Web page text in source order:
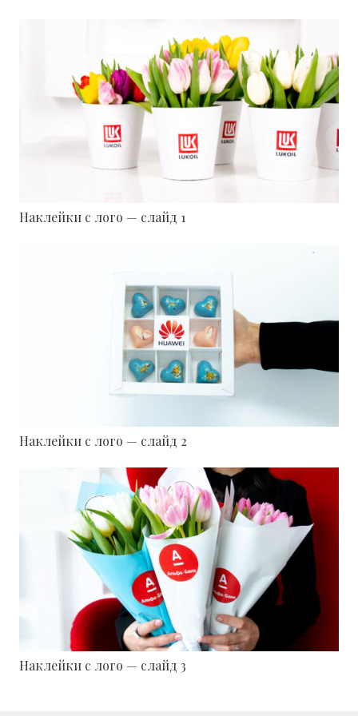
Наклейки с лого — слайд 1
Наклейки с лого — слайд 2
Наклейки с лого — слайд 3